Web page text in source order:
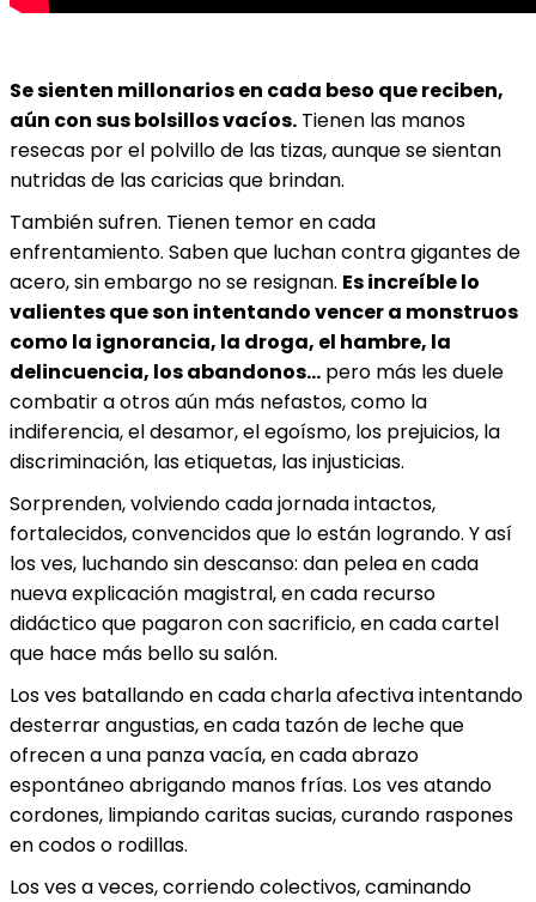
Se sienten millonarios en cada beso que reciben,
aún con sus bolsillos vacíos. Tienen las manos
resecas por el polvillo de las tizas, aunque se sientan
nutridas de las caricias que brindan.
También sufren. Tienen temor en cada
enfrentamiento. Saben que luchan contra gigantes de
acero, sin embargo no se resignan. Es increíble lo
valientes que son intentando vencer a monstruos
como la ignorancia, la droga, el hambre, la
delincuencia, los abandonos… pero más les duele
combatir a otros aún más nefastos, como la
indiferencia, el desamor, el egoísmo, los prejuicios, la
discriminación, las etiquetas, las injusticias.
Sorprenden, volviendo cada jornada intactos,
fortalecidos, convencidos que lo están logrando. Y así
los ves, luchando sin descanso: dan pelea en cada
nueva explicación magistral, en cada recurso
didáctico que pagaron con sacrificio, en cada cartel
que hace más bello su salón.
Los ves batallando en cada charla afectiva intentando
desterrar angustias, en cada tazón de leche que
ofrecen a una panza vacía, en cada abrazo
espontáneo abrigando manos frías. Los ves atando
cordones, limpiando caritas sucias, curando raspones
en codos o rodillas.
Los ves a veces, corriendo colectivos, caminando